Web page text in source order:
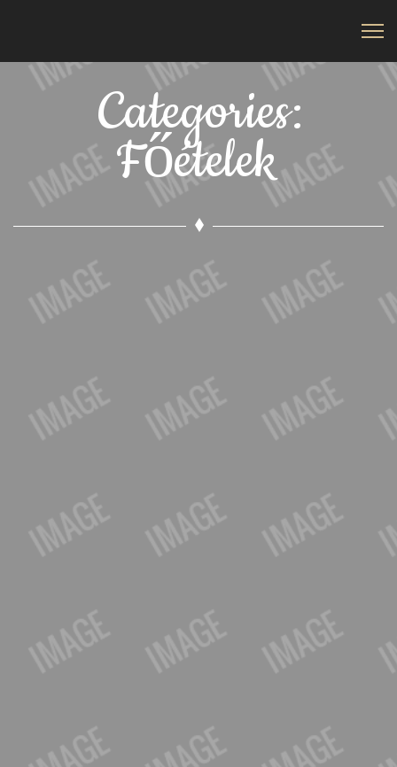
Categories:
Főételek